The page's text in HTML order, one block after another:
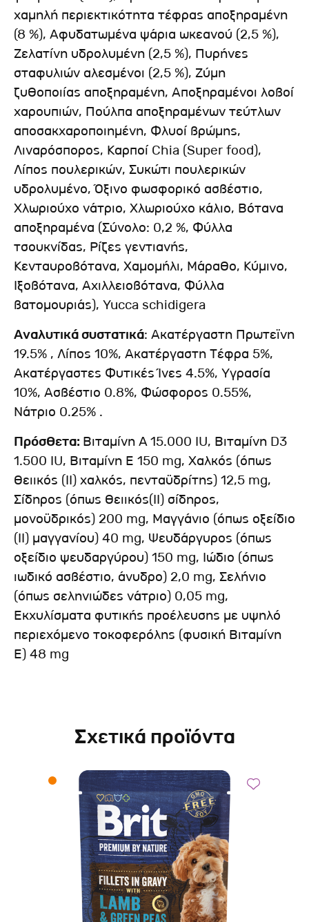
χαμηλή περιεκτικότητα τέφρας αποξηραμένη
(8 %), Aφυδατωμένα ψάρια ωκεανού (2,5 %),
Ζελατίνη υδρολυμένη (2,5 %), Πυρήνες
σταφυλιών αλεσμένοι (2,5 %), Ζύμη
ζυθοποιίας αποξηραμένη, Αποξηραμένοι λοβοί
χαρουπιών, Πούλπα αποξηραμένων τεύτλων
αποσακχαροποιημένη, Φλυοί βρώμης,
Λιναρόσπορος, Καρποί Chia (Super food),
Λίπος πουλερικών, Συκώτι πουλερικών
υδρολυμένο, Όξινο φωσφορικό ασβέστιο,
Χλωριούχο νάτριο, Χλωριούχο κάλιο, Βότανα
αποξηραμένα (Σύνολο: 0,2 %, Φύλλα
τσουκνίδας, Ρίζες γεντιανής,
Κενταυροβότανα, Χαμομήλι, Μάραθο, Κύμινο,
Ιξοβότανα, Αχιλλειοβότανα, Φύλλα
βατομουριάς), Yucca schidigera
Αναλυτικά συστατικά: Ακατέργαστη Πρωτεϊνη
19.5% , Λίπος 10%, Ακατέργαστη Τέφρα 5%,
Ακατέργαστες Φυτικές Ίνες 4.5%, Υγρασία
10%, Ασβέστιο 0.8%, Φώσφορος 0.55%,
Νάτριο 0.25% .
Πρόσθετα: Βιταμίνη A 15.000 IU, Βιταμίνη D3
1.500 IU, Βιταμίνη Ε 150 mg, Χαλκός (όπως
θειικός (ΙΙ) χαλκός, πενταϋδρίτης) 12,5 mg,
Σίδηρος (όπως θειικός(ΙΙ) σίδηρος,
μονοϋδρικός) 200 mg, Μαγγάνιο (όπως οξείδιο
(ΙΙ) μαγγανίου) 40 mg, Ψευδάργυρος (όπως
οξείδιο ψευδαργύρου) 150 mg, Ιώδιο (όπως
ιωδικό ασβέστιο, άνυδρο) 2,0 mg, Σελήνιο
(όπως σεληνιώδες νάτριο) 0,05 mg,
Εκχυλίσματα φυτικής προέλευσης με υψηλό
περιεχόμενο τοκοφερόλης (φυσική Βιταμίνη
Ε) 48 mg
Σχετικά προϊόντα